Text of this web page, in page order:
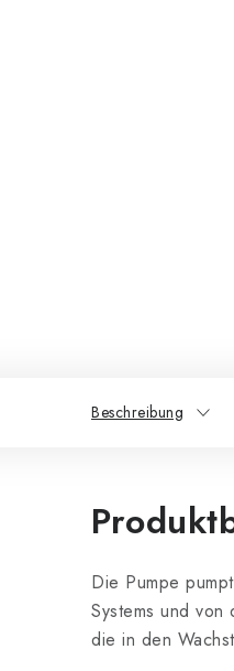
Beschreibung
Die Pumpe
Systems und
die in den